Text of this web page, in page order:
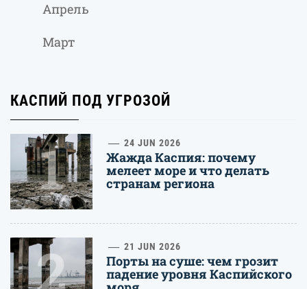
Апрель
Март
КАСПИЙ ПОД УГРОЗОЙ
1 24 JUN 2026
Жажда Каспия: почему
мелеет море и что делать
странам региона
2 21 JUN 2026
Порты на суше: чем грозит
падение уровня Каспийского